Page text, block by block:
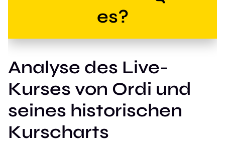
es?
Analyse des Live-
Kurses von Ordi und
seines historischen
Kurscharts